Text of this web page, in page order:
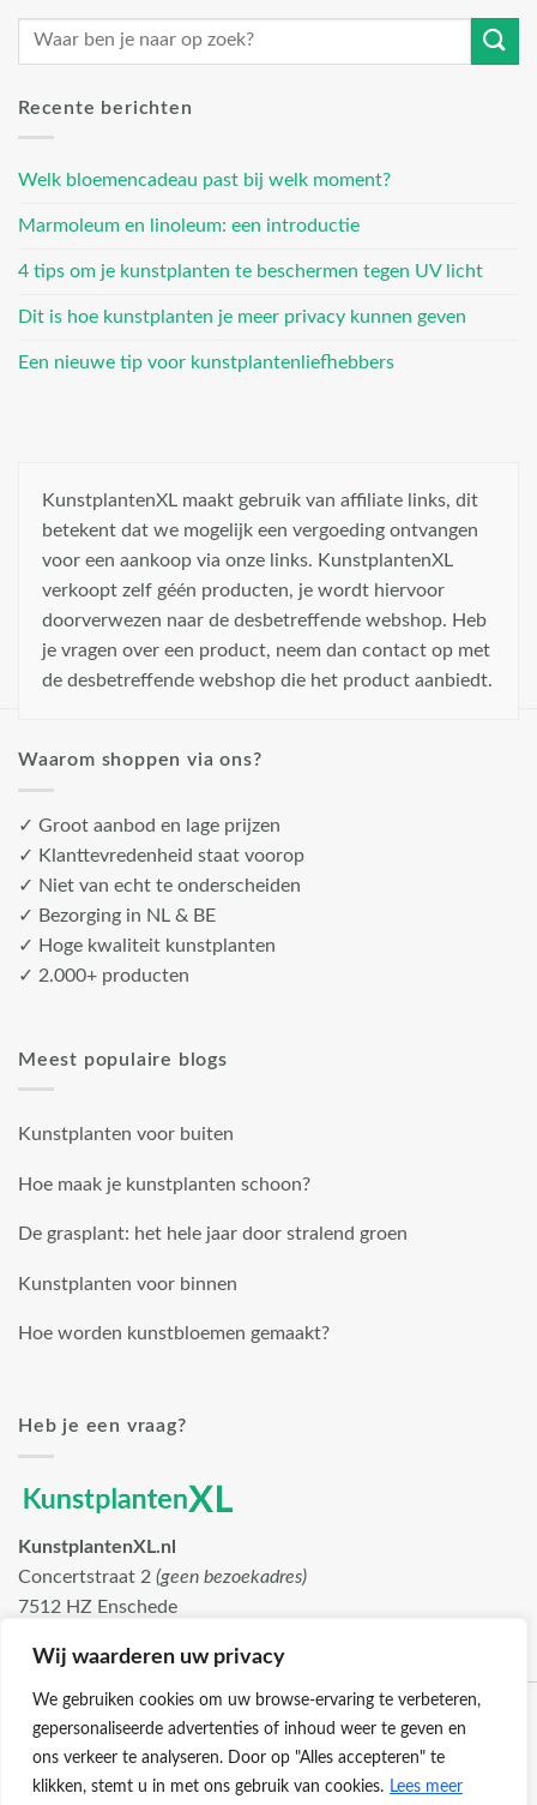
Wij waarderen uw privacy
We gebruiken cookies om uw browse-ervaring te verbeteren,
gepersonaliseerde advertenties of inhoud weer te geven en
ons verkeer te analyseren. Door op "Alles accepteren" te
klikken, stemt u in met ons gebruik van cookies. Lees meer
Recente berichten
Welk bloemencadeau past bij welk moment?
Marmoleum en linoleum: een introductie
4 tips om je kunstplanten te beschermen tegen UV licht
Dit is hoe kunstplanten je meer privacy kunnen geven
Een nieuwe tip voor kunstplantenliefhebbers
KunstplantenXL maakt gebruik van affiliate links, dit
betekent dat we mogelijk een vergoeding ontvangen
voor een aankoop via onze links. KunstplantenXL
verkoopt zelf géén producten, je wordt hiervoor
doorverwezen naar de desbetreffende webshop. Heb
je vragen over een product, neem dan contact op met
de desbetreffende webshop die het product aanbiedt.
Waarom shoppen via ons?
✓ Groot aanbod en lage prijzen
✓ Klanttevredenheid staat voorop
✓ Niet van echt te onderscheiden
✓ Bezorging in NL & BE
✓ Hoge kwaliteit kunstplanten
✓ 2.000+ producten
Meest populaire blogs
Kunstplanten voor buiten
Hoe maak je kunstplanten schoon?
De grasplant: het hele jaar door stralend groen
Kunstplanten voor binnen
Hoe worden kunstbloemen gemaakt?
Heb je een vraag?
KunstplantenXL.nl
Concertstraat 2 (geen bezoekadres)
7512 HZ Enschede